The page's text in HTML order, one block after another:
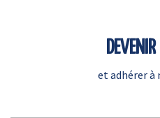
et adhérer à